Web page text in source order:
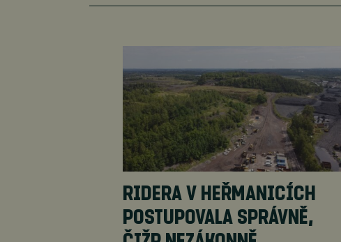
RIDERA V HEŘMANICÍCH
POSTUPOVALA SPRÁVNĚ,